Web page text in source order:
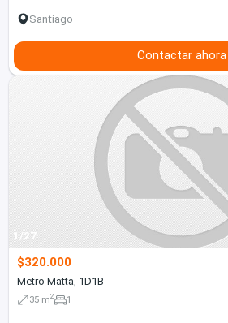
Santiago
Contactar ahora
1/27
$320.000
Metro Matta, 1D1B
35 m2 1